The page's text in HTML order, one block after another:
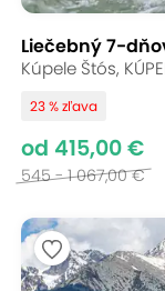
Liečebný 7-
Kúpele Štós,
23 % zľava
od 415,00 €
545 - 1 067,00 €